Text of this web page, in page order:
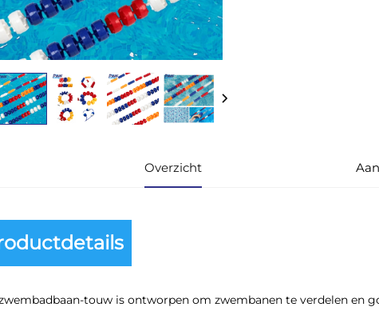
Overzicht
touw is ontworpen om zwembanen te verdelen en